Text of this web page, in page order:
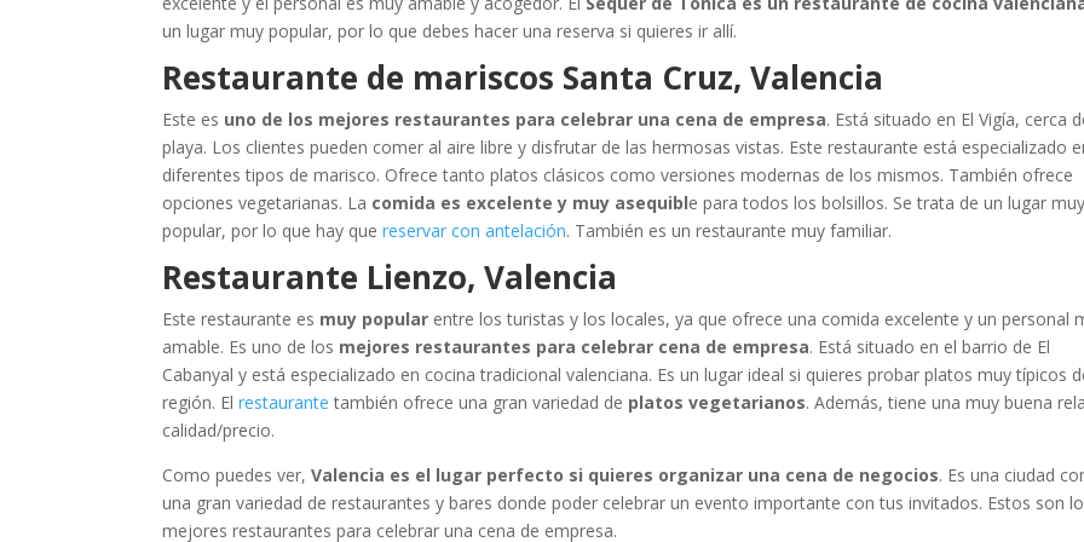
un lugar muy popular, por lo que debes hacer una reserva si quieres ir allí.
Restaurante de mariscos Santa Cruz, Valencia
Este es uno de los mejores restaurantes para celebrar una cena de empresa. Está situado en El Vigía, cerca
playa. Los clientes pueden comer al aire libre y disfrutar de las hermosas vistas. Este restaurante está especializado
diferentes tipos de marisco. Ofrece tanto platos clásicos como versiones modernas de los mismos. También ofrece
opciones vegetarianas. La comida es excelente y muy asequible para todos los bolsillos. Se trata de un lugar muy
popular, por lo que hay quereservar con antelación. También es un restaurante muy familiar.
Restaurante Lienzo, Valencia
Este restaurante es muy popular entre los turistas y los locales, ya que ofrece una comida excelente y un personal
amable. Es uno de los mejores restaurantes para celebrar cena de empresa. Está situado en el barrio de El
Cabanyal y está especializado en cocina tradicional valenciana. Es un lugar ideal si quieres probar platos muy típicos
región. Elrestaurante también ofrece una gran variedad de platos vegetarianos. Además, tiene una muy buena
calidad/precio.
Como puedes ver,Valencia es el lugar perfecto si quieres organizar una cena de negocios. Es una ciudad
una gran variedad de restaurantes y bares donde poder celebrar un evento importante con tus invitados. Estos son
mejores restaurantes para celebrar una cena de empresa.